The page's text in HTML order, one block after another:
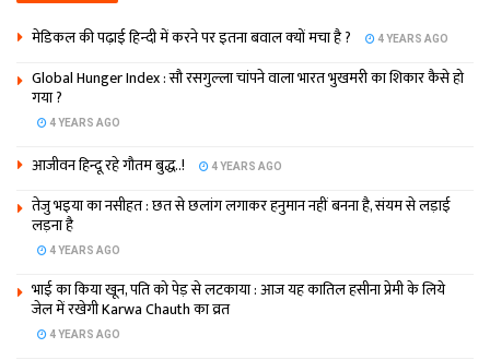
मेडिकल की पढ़ाई हिन्‍दी में करने पर इतना बवाल क्‍यों मचा है ? 4 YEARS AGO
Global Hunger Index : सौ रसगुल्‍ला चांपने वाला भारत भुखमरी का शिकार कैसे हो
गया ?
4 YEARS AGO
आजीवन हिन्दू रहे गौतम बुद्ध..! 4 YEARS AGO
तेजु भइया का नसीहत : छत से छलांग लगाकर हनुमान नहीं बनना है, संयम से लड़ाई
लड़ना है
4 YEARS AGO
भाई का किया खून, पति को पेड़ से लटकाया : आज यह कातिल हसीना प्रेमी के लिये
जेल में रखेगी Karwa Chauth का व्रत
4 YEARS AGO